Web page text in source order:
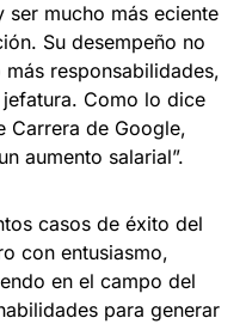
mucho más eciente
Su desempeño no
responsabilidades,
Como lo dice
Carrera de Google,
aumento salarial”.
casos de éxito del
con entusiasmo,
en el campo del
para generar